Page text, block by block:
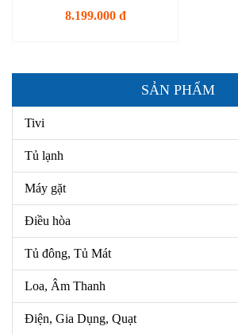
8.199.000 đ
SẢN PHẨM
Tivi
Tủ lạnh
Máy gặt
Điều hòa
Tủ đông, Tủ Mát
Loa, Âm Thanh
Điện, Gia Dụng, Quạt